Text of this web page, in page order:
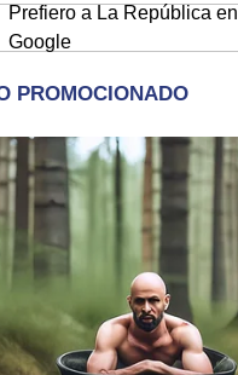
Prefiero a La República en
Google